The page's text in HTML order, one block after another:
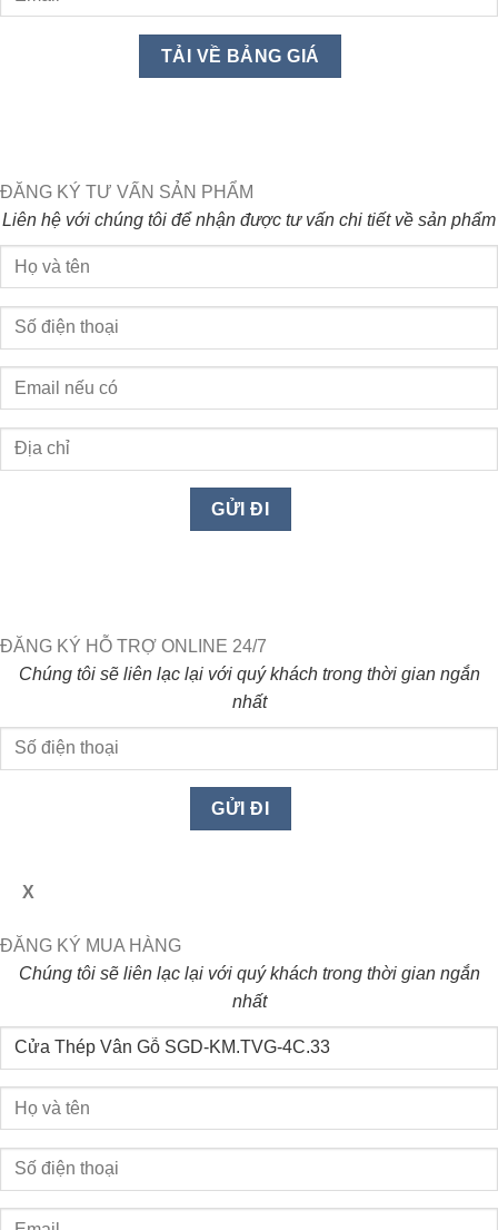
ĐĂNG KÝ TƯ VẤN SẢN PHẨM
Liên hệ với chúng tôi để nhận được tư vấn chi tiết về sản phẩm
ĐĂNG KÝ HỖ TRỢ ONLINE 24/7
Chúng tôi sẽ liên lạc lại với quý khách trong thời gian ngắn
nhất
X
ĐĂNG KÝ MUA HÀNG
Chúng tôi sẽ liên lạc lại với quý khách trong thời gian ngắn
nhất